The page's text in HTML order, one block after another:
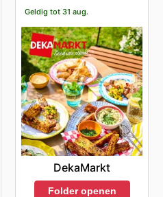
Geldig tot 31 aug.
DekaMarkt
Folder openen